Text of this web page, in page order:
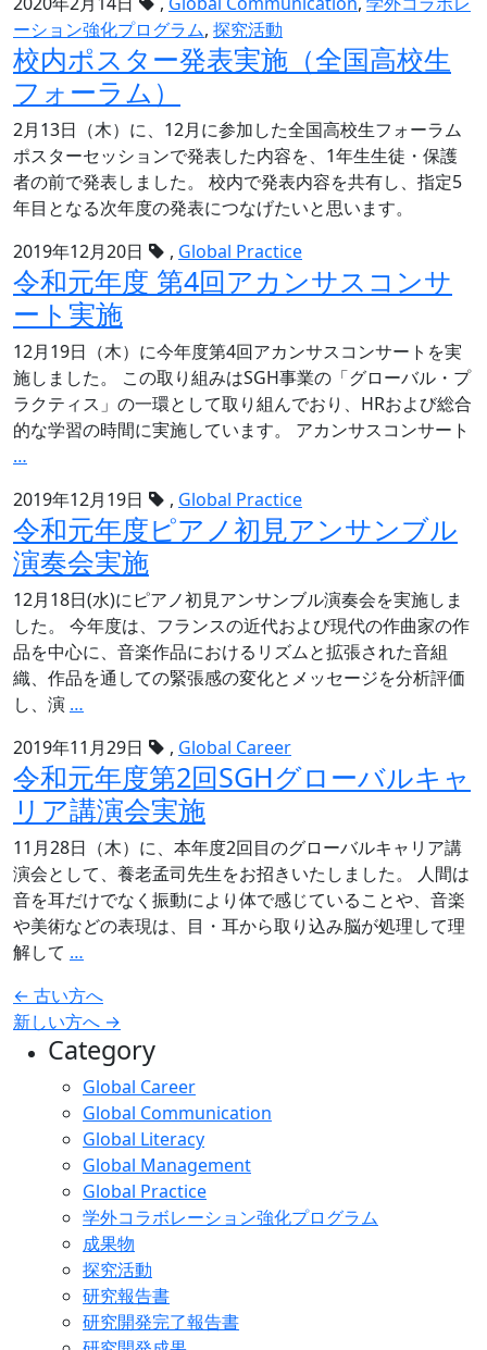
ブ
で
公
開
ーション強化プログラム, 探究活動
校内ポスター発表実施（全国高校生
フォーラム）
2月13日（木）に、12月に参加した全国高校生フォーラム
ポスターセッションで発表した内容を、1年生生徒・保護
者の前で発表しました。 校内で発表内容を共有し、指定5
年目となる次年度の発表につなげたいと思います。
2019年12月20日
, Global Practice
令和元年度 第4回アカンサスコンサ
ート実施
12月19日（木）に今年度第4回アカンサスコンサートを実
施しました。 この取り組みはSGH事業の「グローバル・プ
ラクティス」の一環として取り組んでおり、HRおよび総合
的な学習の時間に実施しています。 アカンサスコンサート
…
元
年
度
4
回
ア
カ
ン
サ
ス
コ
ン
サ
ー
ト
実
施
2019年12月19日 , Global Practice
令和元年度ピアノ初見アンサンブル
演奏会実施
12月18日(水)にピアノ初見アンサンブル演奏会を実施しま
した。 今年度は、フランスの近代および現代の作曲家の作
品を中心に、音楽作品におけるリズムと拡張された音組
織、作品を通しての緊張感の変化とメッセージを分析評価
し、演 …
元
年
度
ア
ノ
初
見
ア
ン
サ
ン
ル
演
奏
会
実
施
2019年11月29日 , Global Career
令和元年度第2回SGHグローバルキャ
リア講演会実施
11月28日（木）に、本年度2回目のグローバルキャリア講
演会として、養老孟司先生をお招きいたしました。 人間は
音を耳だけでなく振動により体で感じていることや、音楽
や美術などの表現は、目・耳から取り込み脳が処理して理
解して …
元
年
度
第
2
回
SGH
グ
ロ
ー
バ
ル
キ
ャ
投
稿
ナ
← 古い方へ
新しい方へ →
Category
Global Career
Global Communication
Global Literacy
Global Management
Global Practice
学外コラボレーション強化プログラム
成果物
探究活動
研究報告書
研究開発完了報告書